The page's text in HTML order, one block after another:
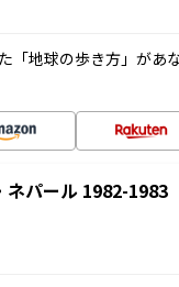
「地球の歩き方」があ
パール 1982-1983